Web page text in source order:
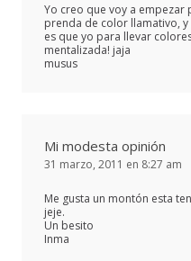
Yo creo que voy a
prenda de color llamativo,
es que yo para llevar
mentalizada! jaja
musus
Mi modesta opinión
31 marzo, 2011 en 8:27 am
Me gusta un montón esta
jeje.
Un besito
Inma